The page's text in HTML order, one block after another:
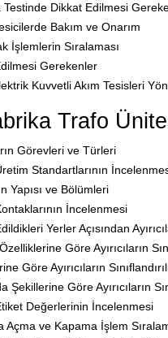
Testinde Dikkat Edilmesi
Bakım ve Onarım
İşlemlerin Sıralaması
Gerekenler
Kuvvetli Akım Tesisleri
Trafo
Görevleri ve Türleri
Standartlarının
Yapısı ve Bölümleri
İncelenmesi
Yerler Açısından
Göre Ayırıcıların
Göre Ayırıcıların
Şekillerine Göre Ayırıcıların
Değerlerinin İncelenmesi
Açma ve Kapama İşlem